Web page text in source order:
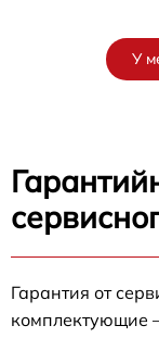
У
Гарантия от
комплектующие